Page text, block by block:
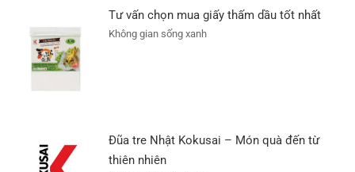
Tư vấn chọn mua giấy thấm dầu tốt nhất
Không gian sống xanh
Đũa tre Nhật Kokusai – Món quà đến từ
thiên nhiên